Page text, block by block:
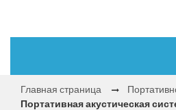
Главная страница
Портативная акустическая